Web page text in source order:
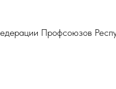
Профсоюзов